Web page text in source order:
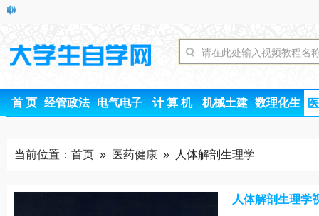
首 页 经管政法 电气电子 计 算 机 机械土建 数理化生
当前位置： 首页 » 医药健康 » 人体解剖生理学
人体解剖生理学